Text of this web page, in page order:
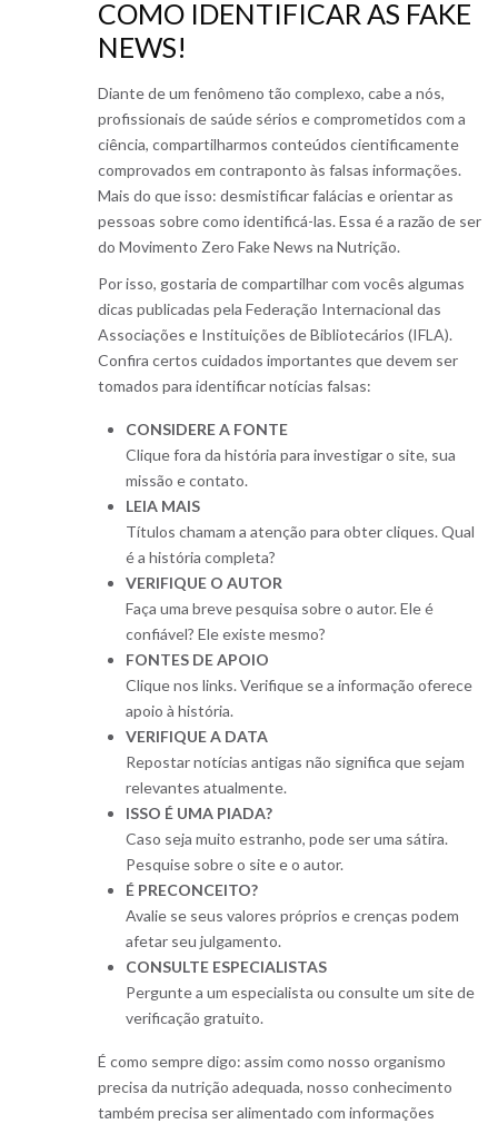
COMO IDENTIFICAR AS FAKE
NEWS!
Diante de um fenômeno tão complexo, cabe a nós,
profissionais de saúde sérios e comprometidos com a
ciência, compartilharmos conteúdos cientificamente
comprovados em contraponto às falsas informações.
Mais do que isso: desmistificar falácias e orientar as
pessoas sobre como identificá-las. Essa é a razão de ser
do Movimento Zero Fake News na Nutrição.
Por isso, gostaria de compartilhar com vocês algumas
dicas publicadas pela Federação Internacional das
Associações e Instituições de Bibliotecários (IFLA).
Confira certos cuidados importantes que devem ser
tomados para identificar notícias falsas:
CONSIDERE A FONTE
Clique fora da história para investigar o site, sua
missão e contato.
LEIA MAIS
Títulos chamam a atenção para obter cliques. Qual
é a história completa?
VERIFIQUE O AUTOR
Faça uma breve pesquisa sobre o autor. Ele é
confiável? Ele existe mesmo?
FONTES DE APOIO
Clique nos links. Verifique se a informação oferece
apoio à história.
VERIFIQUE A DATA
Repostar notícias antigas não significa que sejam
relevantes atualmente.
ISSO É UMA PIADA?
Caso seja muito estranho, pode ser uma sátira.
Pesquise sobre o site e o autor.
É PRECONCEITO?
Avalie se seus valores próprios e crenças podem
afetar seu julgamento.
CONSULTE ESPECIALISTAS
Pergunte a um especialista ou consulte um site de
verificação gratuito.
É como sempre digo: assim como nosso organismo
precisa da nutrição adequada, nosso conhecimento
também precisa ser alimentado com informações